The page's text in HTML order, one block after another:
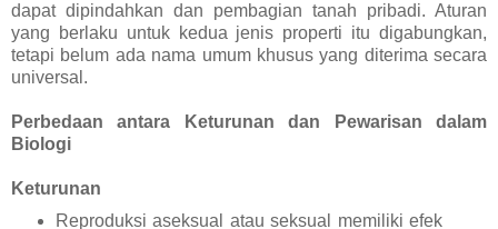
dapat dipindahkan dan pembagian tanah pribadi. Aturan
yang berlaku untuk kedua jenis properti itu digabungkan,
tetapi belum ada nama umum khusus yang diterima secara
universal.
Perbedaan antara Keturunan dan Pewarisan dalam
Biologi
Keturunan
Reproduksi aseksual atau seksual memiliki efek